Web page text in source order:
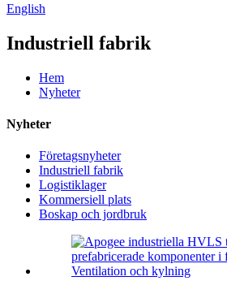
English
Industriell fabrik
Hem
Nyheter
Nyheter
Företagsnyheter
Industriell fabrik
Logistiklager
Kommersiell plats
Boskap och jordbruk